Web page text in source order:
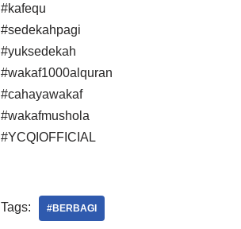
#kafequ
#sedekahpagi
#yuksedekah
#wakaf1000alquran
#cahayawakaf
#wakafmushola
#YCQIOFFICIAL
Tags: #BERBAGI